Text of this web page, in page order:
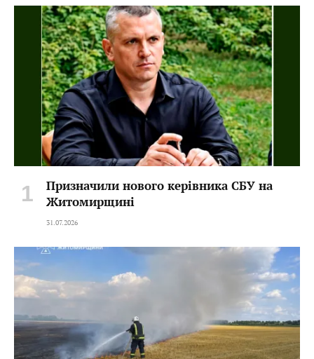
Призначили нового керівника СБУ на
Житомирщині
31.07.2026